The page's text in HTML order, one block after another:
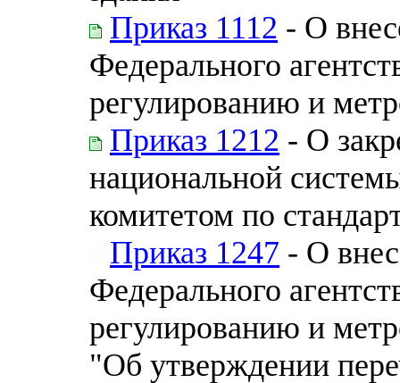
Приказ 1112 - О
Федерального
регулированию и
Приказ 1212 - О
национальной
комитетом по
Приказ 1247 - О
Федерального
регулированию и
"Об утверждении